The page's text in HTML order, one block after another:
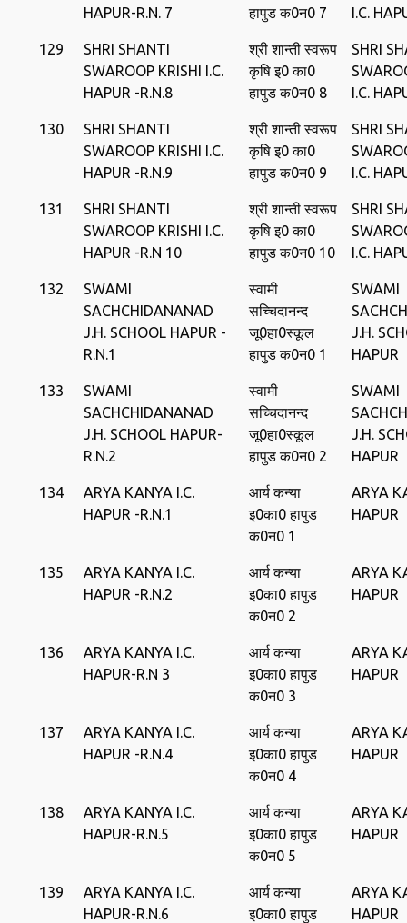
HAPUR-R.N. 7
हापुड क0न0 7
I.C.
129
SHRI SHANTI
SWAROOP KRISHI I.C.
HAPUR -R.N.8
श्री शान्‍ती स्‍वरूप
कृषि इ0 का0
हापुड क0न0 8
SHRI
I.C.
130
SHRI SHANTI
SWAROOP KRISHI I.C.
HAPUR -R.N.9
श्री शान्‍ती स्‍वरूप
कृषि इ0 का0
हापुड क0न0 9
SHRI
I.C.
131
SHRI SHANTI
SWAROOP KRISHI I.C.
HAPUR -R.N 10
श्री शान्‍ती स्‍वरूप
कृषि इ0 का0
हापुड क0न0 10
SHRI
I.C.
132
SWAMI
SACHCHIDANANAD
J.H. SCHOOL HAPUR -
R.N.1
स्‍वामी
सच्चिदानन्‍द
जू0हा0स्‍कूल
हापुड क0न0 1
SWAMI
J.H.
HAPUR
133
SWAMI
SACHCHIDANANAD
J.H. SCHOOL HAPUR-
R.N.2
स्‍वामी
सच्चिदानन्‍द
जू0हा0स्‍कूल
हापुड क0न0 2
SWAMI
J.H.
HAPUR
134
ARYA KANYA I.C.
HAPUR -R.N.1
आर्य कन्‍या
इ0का0 हापुड
क0न0 1
ARYA
HAPUR
135
ARYA KANYA I.C.
HAPUR -R.N.2
आर्य कन्‍या
इ0का0 हापुड
क0न0 2
ARYA
HAPUR
136
ARYA KANYA I.C.
HAPUR-R.N 3
आर्य कन्‍या
इ0का0 हापुड
क0न0 3
ARYA
HAPUR
137
ARYA KANYA I.C.
HAPUR -R.N.4
आर्य कन्‍या
इ0का0 हापुड
क0न0 4
ARYA
HAPUR
138
ARYA KANYA I.C.
HAPUR-R.N.5
आर्य कन्‍या
इ0का0 हापुड
क0न0 5
ARYA
HAPUR
139
ARYA KANYA I.C.
HAPUR-R.N.6
आर्य कन्‍या
इ0का0 हापुड
ARYA
HAPUR